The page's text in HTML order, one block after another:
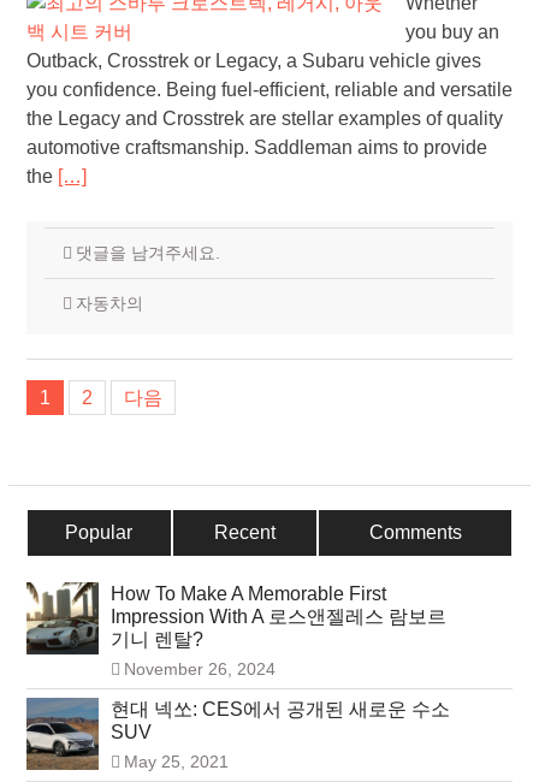
you buy an
Outback, Crosstrek or Legacy, a Subaru vehicle gives
you confidence. Being fuel-efficient, reliable and versatile
the Legacy and Crosstrek are stellar examples of quality
automotive craftsmanship. Saddleman aims to provide
the […]
댓글을 남겨주세요.
자동차의
글
탐
1 2 다음
Popular Recent Comments
How To Make A Memorable First
Impression With A 로스앤젤레스 람보르
기니 렌탈?
November 26, 2024
현대 넥쏘: CES에서 공개된 새로운 수소
SUV
May 25, 2021